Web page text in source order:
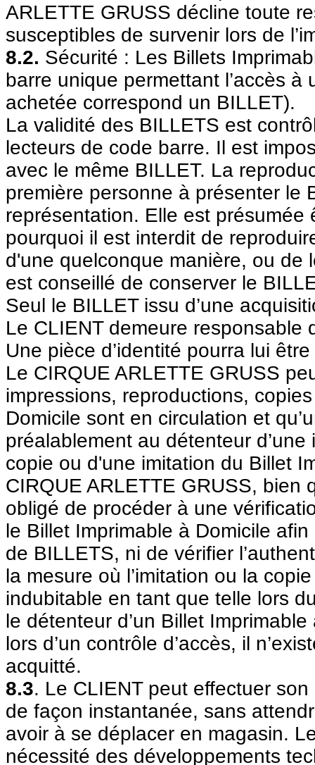
ARLETTE GRUSS décline toute
susceptibles de survenir lors de
8.2. Sécurité : Les Billets
barre unique permettant l’accès
achetée correspond un BILLET).
La validité des BILLETS est
lecteurs de code barre. Il est
avec le même BILLET. La
première personne à présenter le
représentation. Elle est présumée
pourquoi il est interdit de
d'une quelconque manière, ou de
est conseillé de conserver le
Seul le BILLET issu d’une
Le CLIENT demeure responsable
Une pièce d’identité pourra lui
Le CIRQUE ARLETTE GRUSS
impressions, reproductions,
Domicile sont en circulation et
préalablement au détenteur
copie ou d'une imitation du Billet
CIRQUE ARLETTE GRUSS, bien
obligé de procéder à une
le Billet Imprimable à Domicile afin
de BILLETS, ni de vérifier
la mesure où l’imitation ou la
indubitable en tant que telle lors
le détenteur d’un Billet
lors d’un contrôle d’accès, il
acquitté.
8.3. Le CLIENT peut effectuer
de façon instantanée, sans
avoir à se déplacer en magasin.
nécessité des développements